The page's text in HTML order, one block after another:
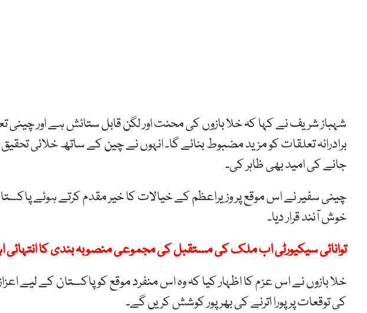
شہباز شریف نے کہا کہ خلا بازوں کی محنت اور لگن قابل ستائش ہے اور
برادرانہ تعلقات کو مزید مضبوط بنائے گا۔ انہوں نے چین کے ساتھ خلائی
جانے کی امید بھی ظاہر کی۔
چینی سفیر نے اس موقع پر وزیراعظم کے خیالات کا خیر مقدم کرتے ہوئے
خوش آئند قرار دیا۔
توانائی سیکیورٹی اب ملک کی مستقبل کی مجموعی منصوبہ بندی کا
خلا بازوں نے اس عزم کا اظہار کیا کہ وہ اس منفرد موقع کو پاکستان کے لیے
کی توقعات پر پورا اترنے کی بھرپور کوشش کریں گے۔